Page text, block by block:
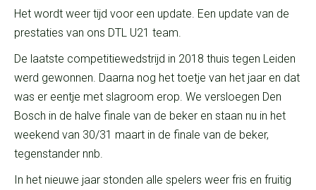
Het wordt weer tijd voor een update. Een update van de
prestaties van ons DTL U21 team.
De laatste competitiewedstrijd in 2018 thuis tegen Leiden
werd gewonnen. Daarna nog het toetje van het jaar en dat
was er eentje met slagroom erop. We versloegen Den
Bosch in de halve finale van de beker en staan nu in het
weekend van 30/31 maart in de finale van de beker,
tegenstander nnb.
In het nieuwe jaar stonden alle spelers weer fris en fruitig